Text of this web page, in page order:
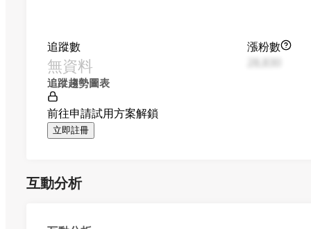
追蹤數
無資料
漲粉數
追蹤趨勢圖表
前往申請試用方案解鎖
立即註冊
互動分析